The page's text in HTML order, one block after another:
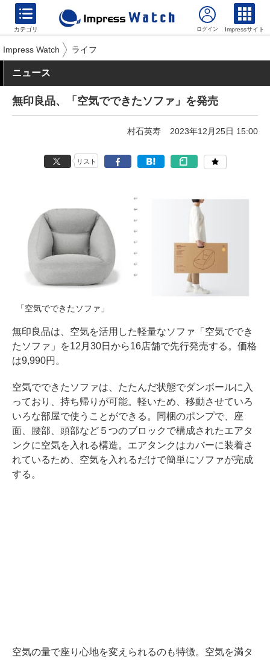
カテゴリ Impressサイト
Impress Watch ライフ
ニュース
無印良品、「空気でできたソファ」を発売
村石英寿 2023年12月25日 15:00
リスト
「空気でできたソファ」
無印良品は、空気を活用した軽量なソファ「空気ででき
たソファ」を12月30日から16店舗で先行発売する。価格
は9,990円。
空気でできたソファは、たたんだ状態でダンボールに入
っており、持ち帰りが可能。軽いため、移動させていろ
いろな部屋で使うことができる。同梱のポンプで、座
面、腰部、頭部など５つのブロックで構成されたエアタ
ンクに空気を入れる構造。エアタンクはカバーに装着さ
れているため、空気を入れるだけで簡単にソファが完成
する。
空気の量で座り心地を変えられるのも特徴。空気を満タ